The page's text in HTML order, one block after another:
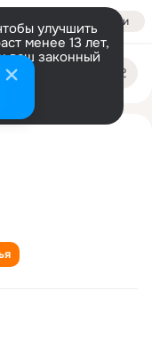
Войти
улучшить
менее 13 лет,
ваш законный